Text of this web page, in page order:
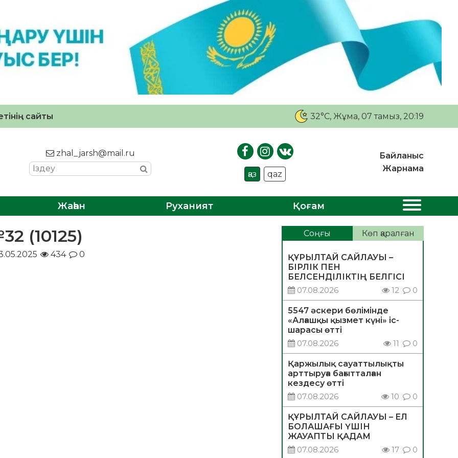
сайты 32°C, Жұма, 07 тамыз, 20:19
zhal_jarsh@mail.ru
қаз qaz
Байланыс
Жарнама
Жаһан Руханият Қоғам
(10125)
434 0
Соңғы Көп қаралған
ҚҰРЫЛТАЙ САЙЛАУЫ –
БІРЛІК ПЕН
БЕЛСЕНДІЛІКТІҢ БЕЛГІСІ
07.08.2026
12 0
5547 әскери бөлімінде
«Алғашқы қызмет күні» іс-
шарасы өтті
07.08.2026
11 0
Қаржылық сауаттылықты
арттыруға бағытталған
кездесу өтті
07.08.2026
10 0
ҚҰРЫЛТАЙ САЙЛАУЫ – ЕЛ
БОЛАШАҒЫ ҮШІН
ЖАУАПТЫ ҚАДАМ
07.08.2026
17 0